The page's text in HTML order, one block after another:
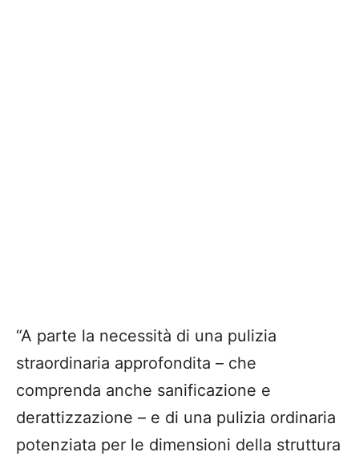
“A parte la necessità di una pulizia
straordinaria approfondita – che
comprenda anche sanificazione e
derattizzazione – e di una pulizia ordinaria
potenziata per le dimensioni della struttura